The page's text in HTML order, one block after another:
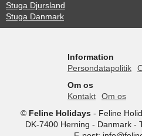
Stuga Djursland
Stuga Danmark
Information
Persondatapolitik
Om os
Kontakt
Om os
© Feline Holidays- Feline
DK-7400 Herning - Danmark -